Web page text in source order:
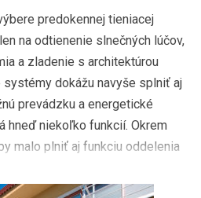
predokennej tieniacej
na odtienenie slnečných lúčov,
a zladenie s architektúrou
dokážu navyše splniť aj
prevádzku a energetické
hneď niekoľko funkcií. Okrem
malo plniť aj funkciu oddelenia